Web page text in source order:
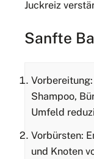
Juckreiz
Sanfte
Shampoo,
Umfeld
Vorbürsten:
und Knoten